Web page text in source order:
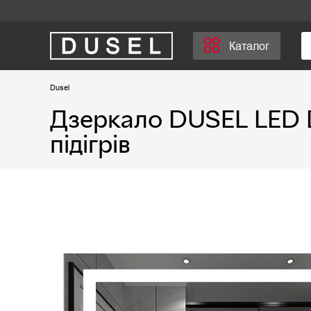
Каталог
Dusel
Дзеркало DUSEL
підігрів